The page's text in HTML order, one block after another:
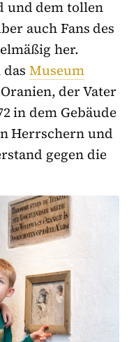
und dem tollen
auch Fans des
her.
Museum
der Vater
in dem Gebäude
Herrschern und
gegen die